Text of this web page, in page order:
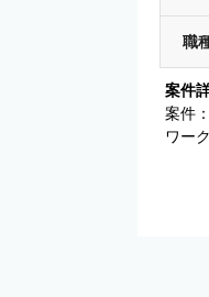
職
案件
案件
ワー